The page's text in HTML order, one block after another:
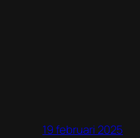
19 februari 2025